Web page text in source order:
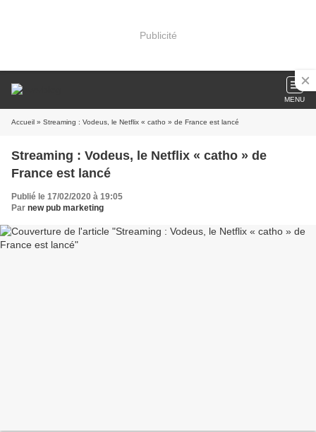
Publicité
MENU
Accueil » Streaming : Vodeus, le Netflix « catho » de France est lancé
Streaming : Vodeus, le Netflix « catho » de
France est lancé
Publié le 17/02/2020 à 19:05
Par new pub marketing